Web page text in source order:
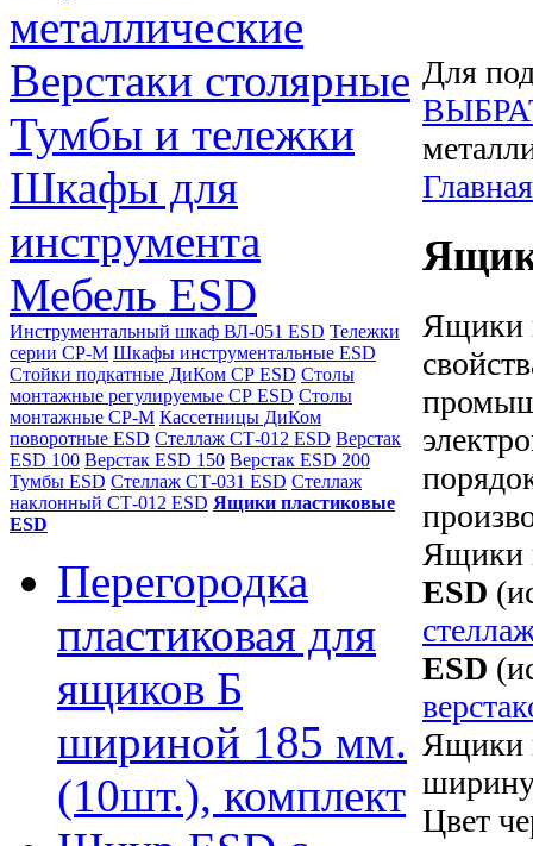
металлические
Верстаки столярные
Тумбы и тележки
Шкафы для
инструмента
Мебель ESD
Инструментальный шкаф ВЛ-051 ESD Тележки
серии СР-М Шкафы инструментальные ESD
Стойки подкатные ДиКом СР ESD Столы
монтажные регулируемые СР ESD Столы
монтажные СР-М Кассетницы ДиКом
поворотные ESD Стеллаж СТ-012 ESD Верстак
ESD 100 Верстак ESD 150 Верстак ESD 200
Тумбы ESD Стеллаж СТ-031 ESD Стеллаж
наклонный СТ-012 ESD Ящики пластиковые
ESD
Перегородка
пластиковая для
ящиков Б
шириной 185 мм.
(10шт.), комплект
Для
Главная
Ящики
Ящики
ESD
ESD
Ящики
Цвет